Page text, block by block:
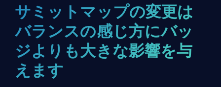
サミットマップの変更は
バランスの感じ方にバッ
ジよりも大きな影響を与
えます